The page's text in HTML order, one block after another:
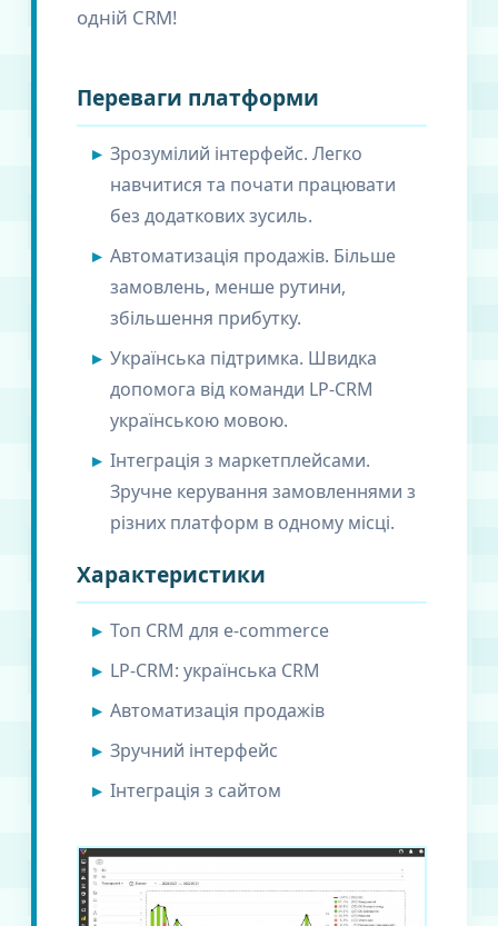
одній CRM!
Переваги платформи
Зрозумілий інтерфейс. Легко
навчитися та почати працювати
без додаткових зусиль.
Автоматизація продажів. Більше
замовлень, менше рутини,
збільшення прибутку.
Українська підтримка. Швидка
допомога від команди LP-CRM
українською мовою.
Інтеграція з маркетплейсами.
Зручне керування замовленнями з
різних платформ в одному місці.
Характеристики
Топ CRM для e-commerce
LP-CRM: українська CRM
Автоматизація продажів
Зручний інтерфейс
Інтеграція з сайтом